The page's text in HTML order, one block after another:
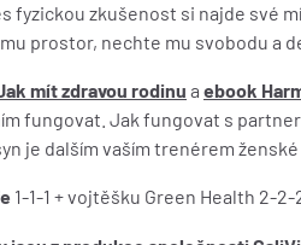
fyzickou zkušenost si najde své
prostor, nechte mu svobodu a
mít zdravou rodinu a ebook
fungovat. Jak fungovat s
je dalším vaším trenérem
1-1-1 + vojtěšku Green Health 2-2-